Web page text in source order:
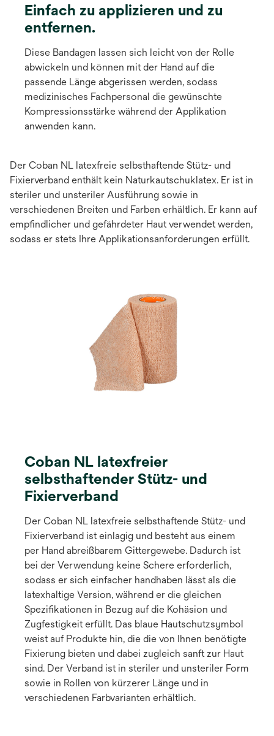
Einfach zu applizieren und zu
entfernen.
Diese Bandagen lassen sich leicht von der Rolle
abwickeln und können mit der Hand auf die
passende Länge abgerissen werden, sodass
medizinisches Fachpersonal die gewünschte
Kompressionsstärke während der Applikation
anwenden kann.
Der Coban NL latexfreie selbsthaftende Stütz- und
Fixierverband enthält kein Naturkautschuklatex. Er ist in
steriler und unsteriler Ausführung sowie in
verschiedenen Breiten und Farben erhältlich. Er kann auf
empfindlicher und gefährdeter Haut verwendet werden,
sodass er stets Ihre Applikationsanforderungen erfüllt.
Coban NL latexfreier
selbsthaftender Stütz- und
Fixierverband
Der Coban NL latexfreie selbsthaftende Stütz- und
Fixierverband ist einlagig und besteht aus einem
per Hand abreißbarem Gittergewebe. Dadurch ist
bei der Verwendung keine Schere erforderlich,
sodass er sich einfacher handhaben lässt als die
latexhaltige Version, während er die gleichen
Spezifikationen in Bezug auf die Kohäsion und
Zugfestigkeit erfüllt. Das blaue Hautschutzsymbol
weist auf Produkte hin, die die von Ihnen benötigte
Fixierung bieten und dabei zugleich sanft zur Haut
sind. Der Verband ist in steriler und unsteriler Form
sowie in Rollen von kürzerer Länge und in
verschiedenen Farbvarianten erhältlich.